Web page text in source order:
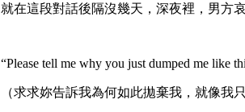
就在這段對話後隔沒幾天，深夜裡，男方
“Please tell me why you just dumped me like
（求求妳告訴我為何如此拋棄我，就像我